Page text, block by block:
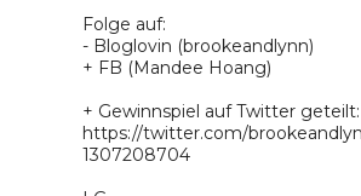
Folge auf:
- Bloglovin (brookeandlynn)
+ FB (Mandee Hoang)
+ Gewinnspiel auf Twitter geteilt:
https://twitter.com/
1307208704